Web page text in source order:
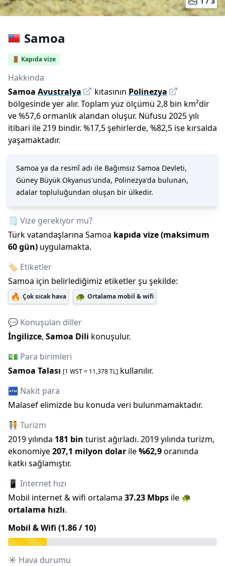
Samoa
🚪 Kapıda vize
Hakkında
Samoa Avustralya kıtasının Polinezya
bölgesinde yer alır. Toplam yüz ölçümü 2,8 bin km²dir
ve%57,6ormanlık alandan oluşur. Nüfusu 2025yılı
itibari ile219 bindir. %17,5şehirlerde, %82,5 ise kırsalda
yaşamaktadır.
Samoa ya da resmî adı ile Bağımsız Samoa Devleti,
Güney Büyük Okyanus'unda, Polinezya'da bulunan,
adalar topluluğundan oluşan bir ülkedir.
🗒️ Vize gerekiyor mu?
Türk vatandaşlarına Samoa kapıda vize(maksimum
60gün) uygulamakta.
🏷️ Etiketler
Samoa için belirlediğimiz etiketler şu şekilde:
🔥 Çok sıcak hava 🐢 Ortalama mobil & wifi
💬 Konuşulan diller
İngilizce, Samoa Dili konuşulur.
💵 Para birimleri
Samoa Talası [1 WST= 11,378TL] kullanılır.
🏧 Nakit para
Malasef elimizde bu konuda veri bulunmamaktadır.
🧑‍🤝‍🧑 Turizm
2019yılında 181 bin turist ağırladı. 2019yılında turizm,
ekonomiye207,1 milyon dolar ile%62,9oranında
katkı sağlamıştır.
📱 Internet hızı
Mobil internet & wifi ortalama 37.23 Mbps ile 🐢
ortalama hızlı.
Mobil & Wifi (1.86/ 10)
☀️ Hava durumu